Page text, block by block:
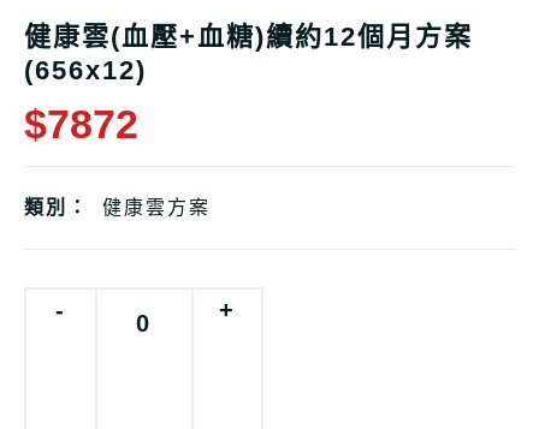
健康雲(血壓+血糖)續約12個月方案
(656x12)
$7872
類別： 健康雲方案
- 0 +